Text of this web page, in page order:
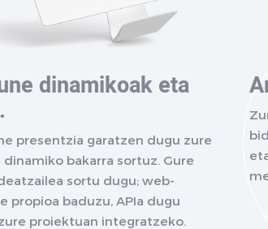
dinamikoak eta
presentzia garatzen dugu zure
bakarra sortuz. Gure
sortu dugu; web-
propioa baduzu, APIa dugu
proiektuan integratzeko.